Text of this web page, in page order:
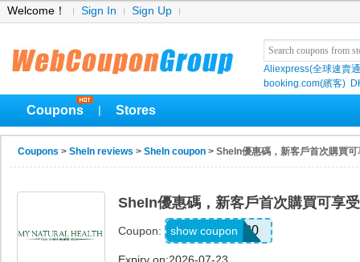
Welcome！ Sign In Sign Up
Aliexpress(全球速賣
booking.com(繽客)
Coupons Stores
Coupons > SheIn reviews > SheIn coupon > SheIn優惠碼，新客戶首次購買
SheIn優惠碼，新客戶首次購買可享
Coupon: ausdq0330
show coupon